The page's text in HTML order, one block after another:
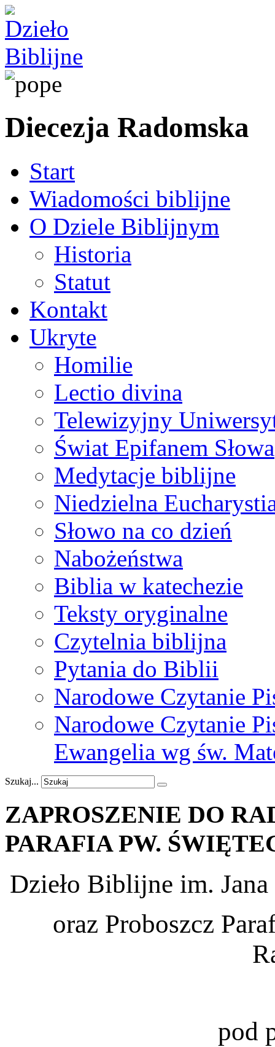
Diecezja Radomska
Start
Wiadomości biblijne
O Dziele Biblijnym
Historia
Statut
Kontakt
Ukryte
Homilie
Lectio divina
Telewizyjny
Świat Epifanem Słowa
Medytacje biblijne
Niedzielna
Słowo na co dzień
Nabożeństwa
Biblia w katechezie
Teksty oryginalne
Czytelnia biblijna
Pytania do Biblii
Narodowe Czytanie
Narodowe Czytanie
Ewangelia wg św.
Szukaj...
ZAPROSZENIE DO
PARAFIA PW.
Dzieło Biblijne im.
oraz Proboszcz
pod